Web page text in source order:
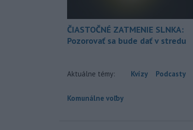
ČIASTOČNÉ ZATMENIE SLNKA:
Pozorovať sa bude dať v stredu
Aktuálne témy: Kvízy Podcasty
Komunálne voľby